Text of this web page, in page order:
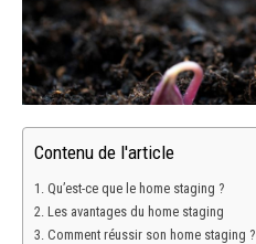
Contenu de l'article
Qu’est-ce que le home staging ?
Les avantages du home staging
Comment réussir son home staging ?